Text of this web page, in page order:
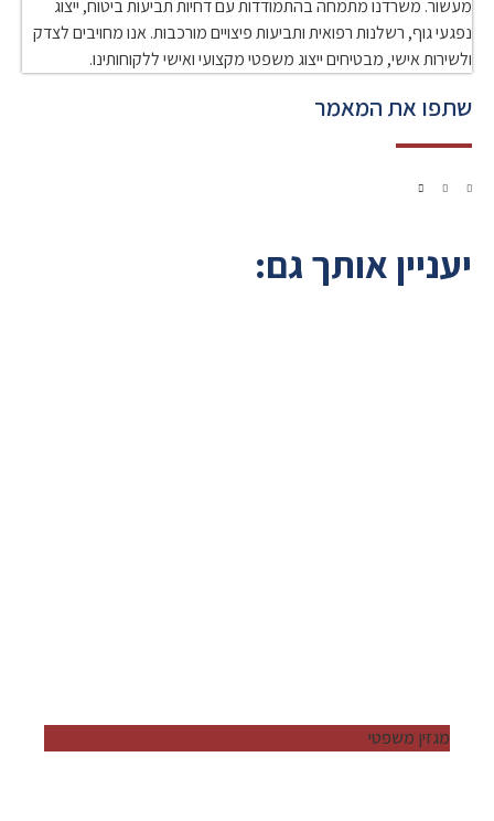
מעשור. משרדנו מתמחה בהתמודדות עם דחיות תביעות ביטוח, ייצוג
נפגעי גוף, רשלנות רפואית ותביעות פיצויים מורכבות. אנו מחויבים לצדק
ולשירות אישי, מבטיחים ייצוג משפטי מקצועי ואישי ללקוחותינו.
שתפו את המאמר
יעניין אותך גם:
מגזין משפטי